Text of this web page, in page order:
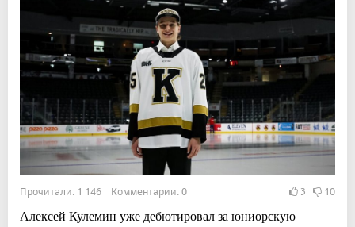
Прочитали: 1 146 Комментарии: 0 3 10
Алексей Кулемин уже дебютировал за юниорскую